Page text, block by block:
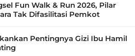
Fun Walk & Run 2026, Pilar
Tak Difasilitasi Pemkot
Pentingnya Gizi Ibu Hamil